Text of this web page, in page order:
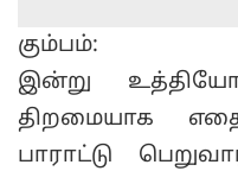
கும்பம்:
இன்று
திறமையாக
பாராட்டு